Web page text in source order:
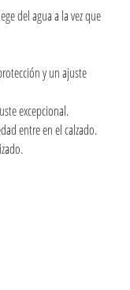
del agua a la vez que
y un ajuste
excepcional.
entre en el calzado.